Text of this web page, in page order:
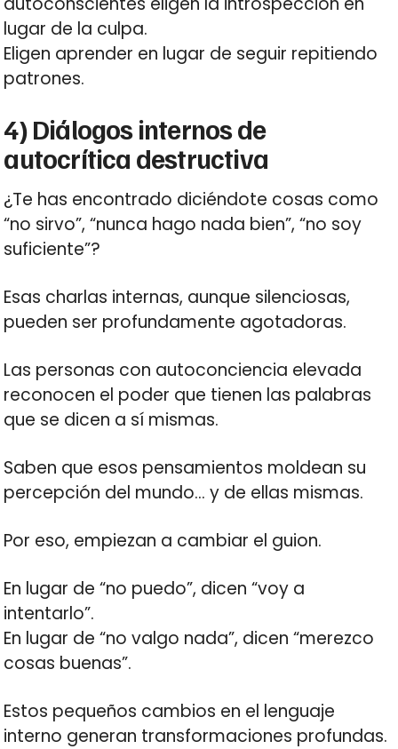
lugar de la culpa.
Eligen aprender en lugar de seguir repitiendo
patrones.
4) Diálogos internos de
autocrítica destructiva
¿Te has encontrado diciéndote cosas como
“no sirvo”, “nunca hago nada bien”, “no soy
suficiente”?
Esas charlas internas, aunque silenciosas,
pueden ser profundamente agotadoras.
Las personas con autoconciencia elevada
reconocen el poder que tienen las palabras
que se dicen a sí mismas.
Saben que esos pensamientos moldean su
percepción del mundo… y de ellas mismas.
Por eso, empiezan a cambiar el guion.
En lugar de “no puedo”, dicen “voy a
intentarlo”.
En lugar de “no valgo nada”, dicen “merezco
cosas buenas”.
Estos pequeños cambios en el lenguaje
interno generan transformaciones profundas.